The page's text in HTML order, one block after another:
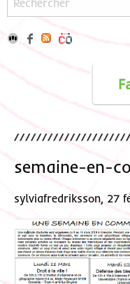
semaine-en-
sylviafredriksson, 27